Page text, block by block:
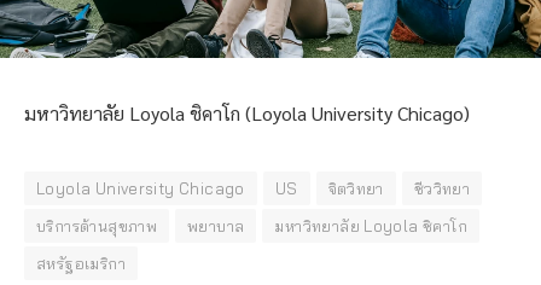
มหาวิทยาลัย Loyola ชิคาโก (Loyola University Chicago)
Loyola University Chicago US จิตวิทยา
ชีววิทยา
บริการด้านสุขภาพ
พยาบาล
มหาวิทยาลัย Loyola ชิคาโก
สหรัฐอเมริกา